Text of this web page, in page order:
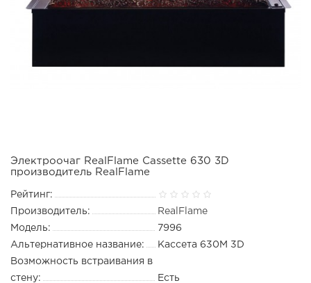
Электроочаг RealFlame Cassette 630 3D
производитель RealFlame
Рейтинг:
Производитель:
RealFlame
Модель:
7996
Альтернативное название:
Кассета 630M 3D
Возможность встраивания в
стену:
Есть